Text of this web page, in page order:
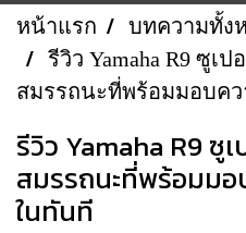
หน้าแรก บทความทั้ง
รีวิว Yamaha R9 ซูเ
สมรรถนะที่พร้อมมอบค
รีวิว Yamaha R9 ซู
สมรรถนะที่พร้อมมอ
ในทันที